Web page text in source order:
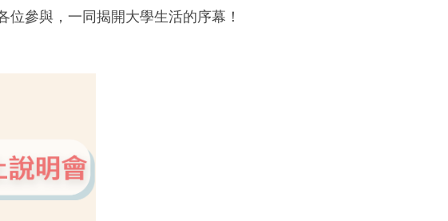
位參與，一同揭開大學生活的序幕！